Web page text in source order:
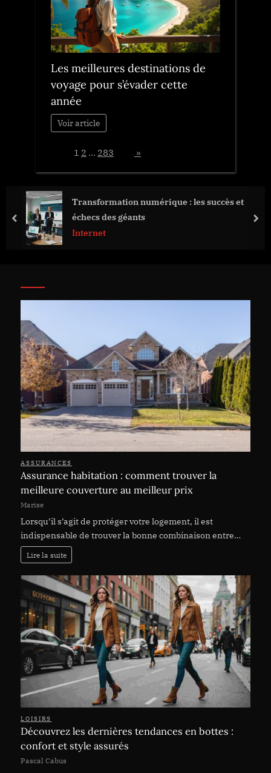
Les meilleures destinations de
voyage pour s’évader cette
année
Voir article
1 2 … 283 »
Transformation numérique : les succès et
échecs des géants
Internet
prev next
ASSURANCES
Assurance habitation : comment trouver la
meilleure couverture au meilleur prix
Marise
Lorsqu’il s’agit de protéger votre logement, il est
indispensable de trouver la bonne combinaison entre…
Lire la suite
LOISIRS
Découvrez les dernières tendances en bottes :
confort et style assurés
Pascal Cabus